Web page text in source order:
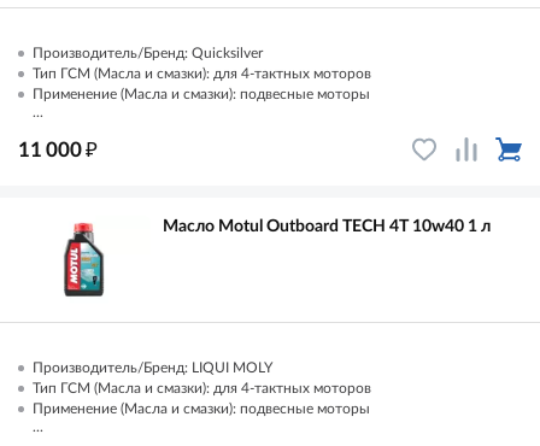
Производитель/Бренд: Quicksilver
Тип ГСМ (Масла и смазки): для 4-тактных моторов
Применение (Масла и смазки): подвесные моторы
...
11 000₽
Масло Motul Outboard TECH 4T 10w40 1 л
Производитель/Бренд: LIQUI MOLY
Тип ГСМ (Масла и смазки): для 4-тактных моторов
Применение (Масла и смазки): подвесные моторы
...